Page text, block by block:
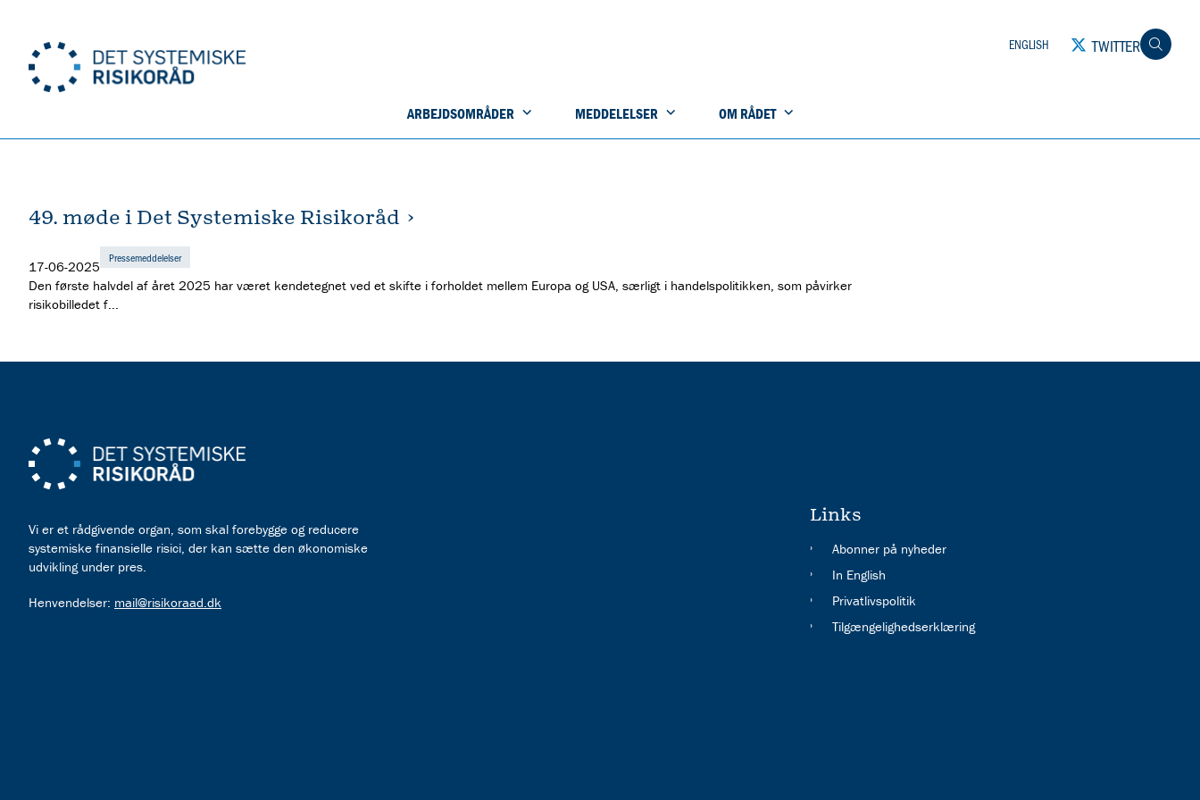
ENGLISH TWITTER
ARBEJDSOMRÅDER MEDDELELSER OM RÅDET
49. møde i Det Systemiske Risikoråd
17-06-2025
Pressemeddelelser
Den første halvdel af året 2025 har været kendetegnet ved et skifte i forholdet mellem Europa og USA, særligt i handelspolitikken, som påvirker
risikobilledet f...
Vi er et rådgivende organ, som skal forebygge og reducere
systemiske finansielle risici, der kan sætte den økonomiske
udvikling under pres.
Henvendelser: mail@risikoraad.dk
Links
Abonner på nyheder
In English
Privatlivspolitik
Tilgængelighedserklæring